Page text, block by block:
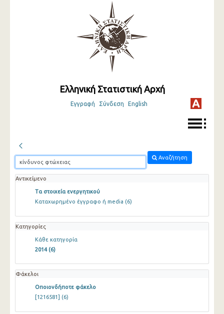
Ελληνική Στατιστική Αρχή
Εγγραφή Σύνδεση English
Αναζήτηση
Αντικείμενο
Τα στοιχεία ενεργητικού
Καταχωρημένο έγγραφο ή media (6)
Κατηγορίες
Κάθε κατηγορία
2014 (6)
Φάκελοι
Οποιονδήποτε φάκελο
[1216581]
(6)